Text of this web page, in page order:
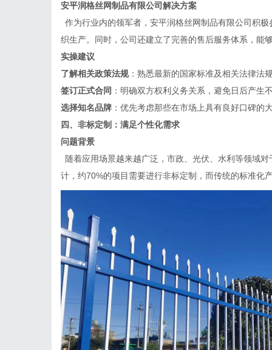
安平润格丝网制品有限公司解决方案
作为行业内的领军者，安平润格丝网制品有限公司积
织生产。同时，公司还建立了完善的售后服务体系，能
实操建议
了解相关政策法规：熟悉最新的国家标准及相关法律法
签订正式合同 ：明确双方权利义务关系，避免日后产生
选择知名品牌 ：优先考虑那些在市场上具有良好口碑的
四、非标定制：满足个性化需求
问题背景
随着应用场景越来越广泛，市政、光伏、水利等领域
计，约70%的项目需要进行非标定制，而传统的标准化